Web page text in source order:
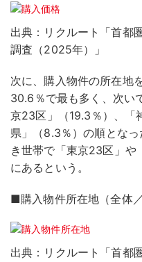
出典：リクルート「首都
調査（2025年）」
次に、購入物件の所在地
30.6％で最も多く、次い
京23区」（19.3％）、「
県」（8.3％）の順とな
き世帯で「東京23区」や
にあるという。
■購入物件所在地（全体／
出典：リクルート「首都